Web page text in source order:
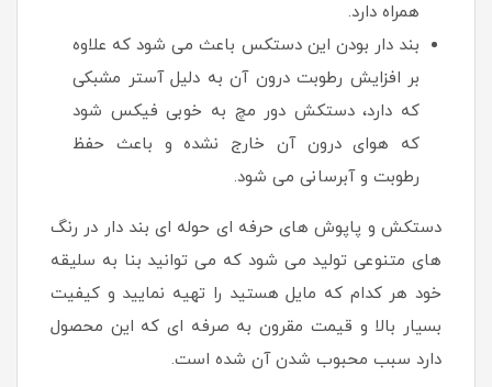
همراه دارد.
بند دار بودن این دستکس باعث می شود که علاوه
بر افزایش رطوبت درون آن به دلیل آستر مشبکی
که دارد، دستکش دور مچ به خوبی فیکس شود
که هوای درون آن خارج نشده و باعث حفظ
رطوبت و آبرسانی می شود.
دستکش و پاپوش های حرفه ای حوله ای بند دار در رنگ
های متنوعی تولید می شود که می توانید بنا به سلیقه
خود هر کدام که مایل هستید را تهیه نمایید و کیفیت
بسیار بالا و قیمت مقرون به صرفه ای که این محصول
دارد سبب محبوب شدن آن شده است.